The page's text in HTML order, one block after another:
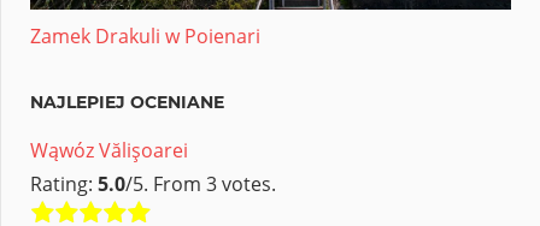
Zamek Drakuli w Poienari
NAJLEPIEJ OCENIANE
Wąwóz Vălişoarei
Rating: 5.0/5. From 3 votes.